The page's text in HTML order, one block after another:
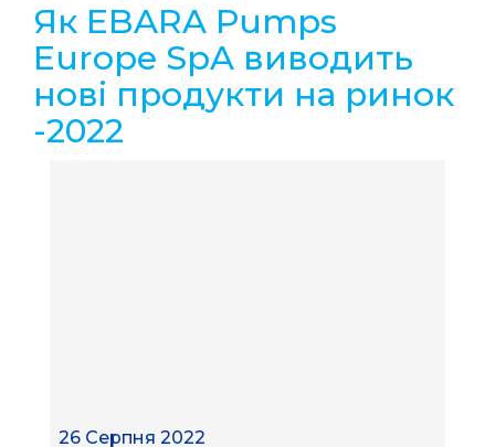
Як EBARA Pumps
Europe SpA виводить
нові продукти на ринок
-2022
26 Серпня 2022